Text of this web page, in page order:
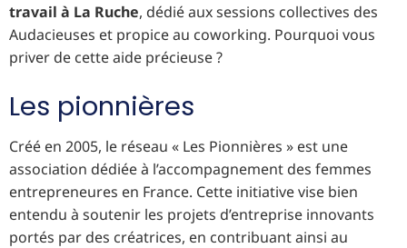
travail à La Ruche, dédié aux sessions collectives des
Audacieuses et propice au coworking. Pourquoi vous
priver de cette aide précieuse ?
Les pionnières
Créé en 2005, le réseau « Les Pionnières » est une
association dédiée à l’accompagnement des femmes
entrepreneures en France. Cette initiative vise bien
entendu à soutenir les projets d’entreprise innovants
portés par des créatrices, en contribuant ainsi au